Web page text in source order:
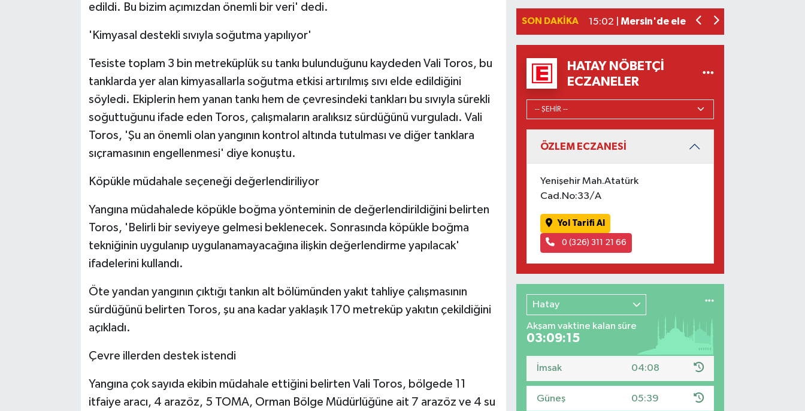
edildi. Bu bizim açımızdan önemli bir veri' dedi.
'Kimyasal destekli sıvıyla soğutma yapılıyor'
Tesiste toplam 3 bin metreküplük su tankı bulunduğunu kaydeden Vali Toros, bu
tanklarda yer alan kimyasallarla soğutma etkisi artırılmış sıvı elde edildiğini
söyledi. Ekiplerin hem yanan tankı hem de çevresindeki tankları bu sıvıyla sürekli
soğuttuğunu ifade eden Toros, çalışmaların aralıksız sürdüğünü vurguladı. Vali
Toros, 'Şu an önemli olan yangının kontrol altında tutulması ve diğer tanklara
sıçramasının engellenmesi' diye konuştu.
Köpükle müdahale seçeneği değerlendiriliyor
Yangına müdahalede köpükle boğma yönteminin de değerlendirildiğini belirten
Toros, 'Belirli bir seviyeye gelmesi beklenecek. Sonrasında köpükle boğma
tekniğinin uygulanıp uygulanamayacağına ilişkin değerlendirme yapılacak'
ifadelerini kullandı.
Öte yandan yangının çıktığı tankın alt bölümünden yakıt tahliye çalışmasının
sürdüğünü belirten Toros, şu ana kadar yaklaşık 170 metreküp yakıtın çekildiğini
açıkladı.
Çevre illerden destek istendi
Yangına çok sayıda ekibin müdahale ettiğini belirten Vali Toros, bölgede 11
itfaiye aracı, 4 arazöz, 5 TOMA, Orman Bölge Müdürlüğüne ait 7 arazöz ve 4 su
SON DAKIKA
15:02 | Mersin'de ele geçirilen 200 kilogram
HATAY NÖBETÇI
ECZANELER
ÖZLEM ECZANESİ
Yenişehir Mah.Atatürk
Cad.No:33/A
Yol Tarifi Al
0 (326) 311 21 66
Hatay
Akşam vaktine kalan süre
03:09:14
İmsak 04:08
Güneş 05:39